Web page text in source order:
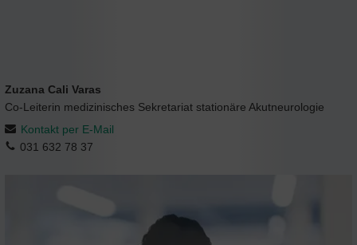
Zuzana Cali Varas
Co-Leiterin medizinisches Sekretariat stationäre Akutneurologie
Kontakt per E-Mail
031 632 78 37